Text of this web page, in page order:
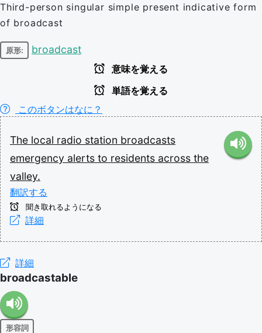
Third-person singular simple present indicative form
of broadcast
原形: broadcast
意味を覚える
単語を覚える
このボタンはなに？
The local radio station broadcasts
emergency alerts to residents across the
valley.
翻訳する
聞き取れるようになる
詳細
詳細
broadcastable
形容詞